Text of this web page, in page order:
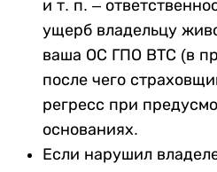
и т. п. –
ущерб владельцу
ваша ОС ГПО ВТС (в
после чего
регресс при
основаниях.
Если нарушил